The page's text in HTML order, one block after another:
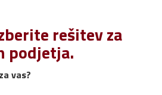
rešitev za
podjetja.
vas?